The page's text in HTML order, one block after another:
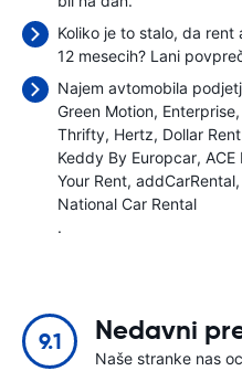
Koliko je to stalo, da
12 mesecih? Lani
Najem avtomobila
Green Motion Enterprise
Thrifty Hertz Dollar
Keddy By Europcar ACE
Your Rent addCarRental
National Car Rental
.
9.1 Nedavni
Naše stranke nas